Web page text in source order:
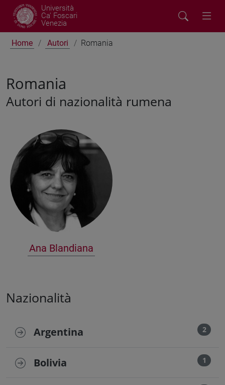
Università
Ca' Foscari
Venezia
Home Autori Romania
Romania
Autori di nazionalità rumena
Ana Blandiana
Nazionalità
Argentina 2
Bolivia 1